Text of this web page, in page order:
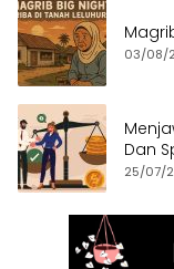
03/08/
Dan
25/07/